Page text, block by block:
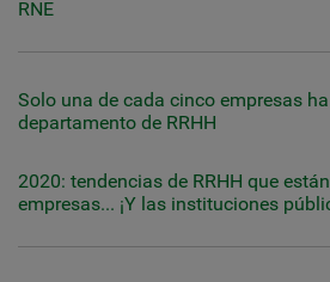
RNE
Solo una de cada cinco empresas
departamento de RRHH
2020: tendencias de RRHH que
empresas... ¡Y las instituciones